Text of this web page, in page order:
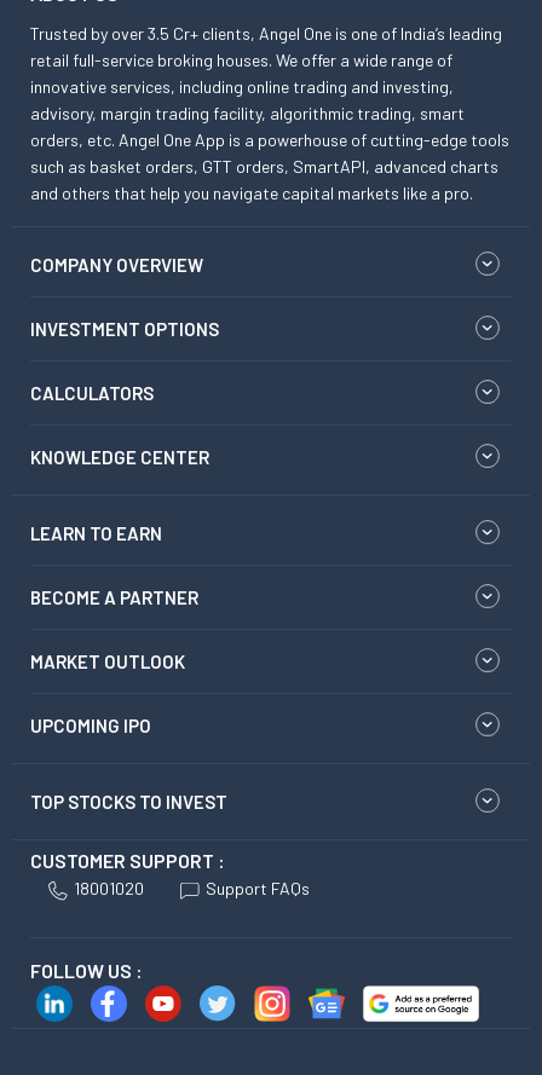
Trusted by over 3.5 Cr+ clients, Angel One is one of India’s leading
retail full-service broking houses. We offer a wide range of
innovative services, including online trading and investing,
advisory, margin trading facility, algorithmic trading, smart
orders, etc. Angel One App is a powerhouse of cutting-edge tools
such as basket orders, GTT orders, SmartAPI, advanced charts
and others that help you navigate capital markets like a pro.
COMPANY OVERVIEW
INVESTMENT OPTIONS
CALCULATORS
KNOWLEDGE CENTER
LEARN TO EARN
BECOME A PARTNER
MARKET OUTLOOK
UPCOMING IPO
TOP STOCKS TO INVEST
CUSTOMER SUPPORT :
18001020 Support FAQs
FOLLOW US :